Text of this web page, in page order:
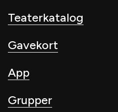
Teaterkatalog
Gavekort
App
Grupper